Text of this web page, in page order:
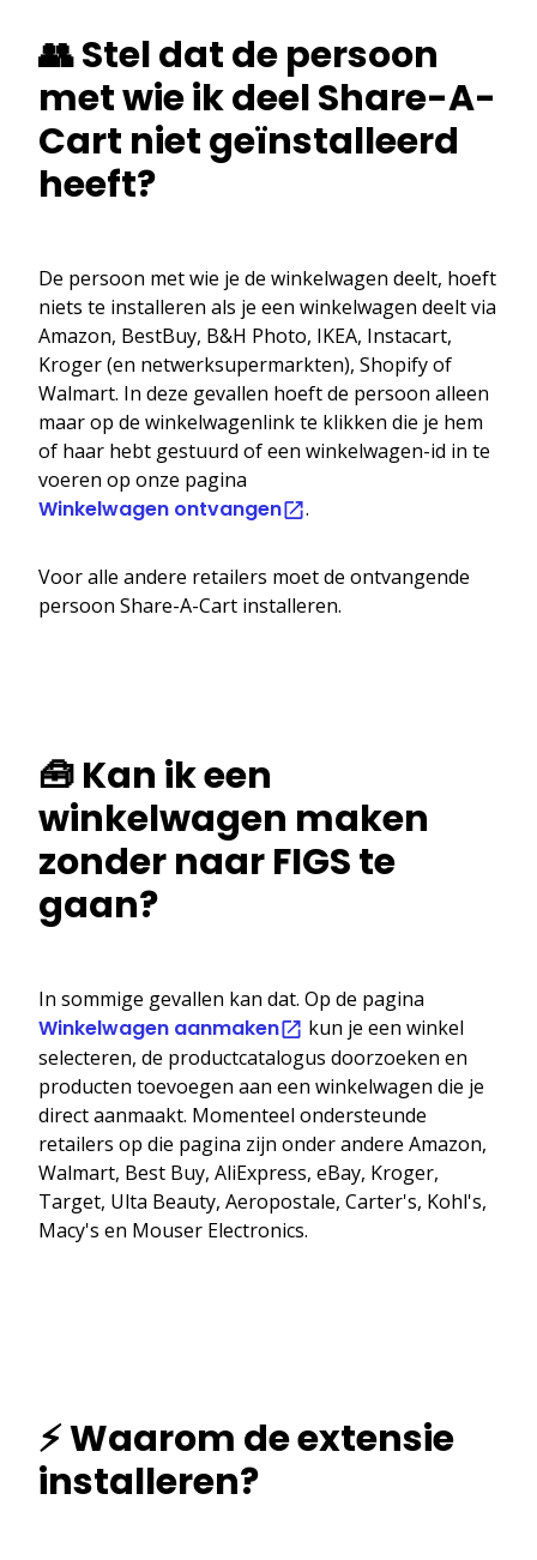
👥 Stel dat de persoon
met wie ik deel Share-A-
Cart niet geïnstalleerd
heeft?
De persoon met wie je de winkelwagen deelt, hoeft
niets te installeren als je een winkelwagen deelt via
Amazon, BestBuy, B&H Photo, IKEA, Instacart,
Kroger (en netwerksupermarkten), Shopify of
Walmart. In deze gevallen hoeft de persoon alleen
maar op de winkelwagenlink te klikken die je hem
of haar hebt gestuurd of een winkelwagen-id in te
voeren op onze pagina
Winkelwagen ontvangen .
Voor alle andere retailers moet de ontvangende
persoon Share-A-Cart installeren.
🧰 Kan ik een
winkelwagen maken
zonder naar FIGS te
gaan?
In sommige gevallen kan dat. Op de pagina
Winkelwagen aanmaken
kun je een winkel
selecteren, de productcatalogus doorzoeken en
producten toevoegen aan een winkelwagen die je
direct aanmaakt. Momenteel ondersteunde
retailers op die pagina zijn onder andere Amazon,
Walmart, Best Buy, AliExpress, eBay, Kroger,
Target, Ulta Beauty, Aeropostale, Carter's, Kohl's,
Macy's en Mouser Electronics.
⚡ Waarom de extensie
installeren?